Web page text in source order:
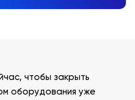
чтобы закрыть
оборудования уже